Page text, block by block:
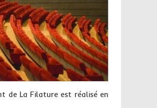
de La Filature est réalisé en